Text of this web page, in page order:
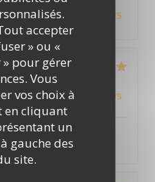
accepter
» ou «
» pour gérer
Vous
vos choix à
en cliquant
un
gauche des
site.
:5/5 Qualité / Prix /5
:5 /5 Qualité / Prix /5